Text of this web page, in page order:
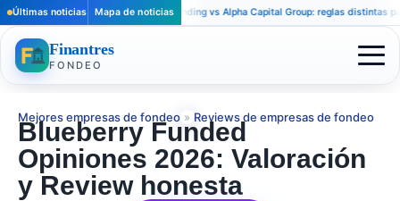
Últimas noticias Mapa de noticias
Apex Trader Funding vs Alpha Capital Group: reglas distintas para
Finantres
FONDEO
Mejores empresas de fondeo » Reviews de empresas de fondeo
Blueberry Funded
Opiniones 2026: Valoración
y Review honesta